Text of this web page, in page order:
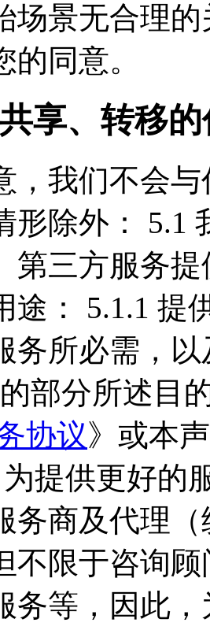
场景无合理
同意。
享、转移
，我们不会
形除外： 5.1
第三方服务
途： 5.1.1 提
务所必需，以
部分所述目
协议》或本
提供更好的
务商及代理
不限于咨询
务等，因此